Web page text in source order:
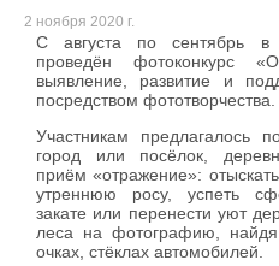
2 ноября 2020 г.
С августа по сентябрь в
проведён фотоконкурс
выявление, развитие и
посредством фототворчества.
Участникам предлагалось
город или посёлок,
приём «отражение»:
утреннюю росу, успеть
закате или перенести уют
леса на фотографию,
очках, стёклах автомобилей.